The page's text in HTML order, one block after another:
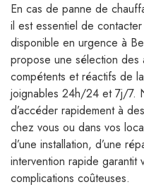
En cas de panne de
il est essentiel de
disponible en urgence à
propose une sélection des
compétents et réactifs de
joignables 24h/24 et 7j/7.
d’accéder rapidement à
chez vous ou dans vos
d’une installation, d’une
intervention rapide
complications coûteuses.